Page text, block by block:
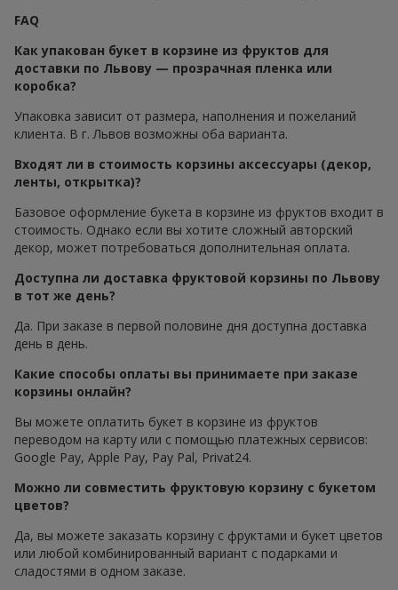
FAQ
Как упакован букет в корзине из фруктов для
доставки по Львову — прозрачная пленка или
коробка?
Упаковка зависит от размера, наполнения и пожеланий
клиента. В г. Львов возможны оба варианта.
Входят ли в стоимость корзины аксессуары (декор,
ленты, открытка)?
Базовое оформление букета в корзине из фруктов входит в
стоимость. Однако если вы хотите сложный авторский
декор, может потребоваться дополнительная оплата.
Доступна ли доставка фруктовой корзины по Львову
в тот же день?
Да. При заказе в первой половине дня доступна доставка
день в день.
Какие способы оплаты вы принимаете при заказе
корзины онлайн?
Вы можете оплатить букет в корзине из фруктов
переводом на карту или с помощью платежных сервисов:
Google Pay, Apple Pay, Pay Pal, Privat24.
Можно ли совместить фруктовую корзину с букетом
цветов?
Да, вы можете заказать корзину с фруктами и букет цветов
или любой комбинированный вариант с подарками и
сладостями в одном заказе.